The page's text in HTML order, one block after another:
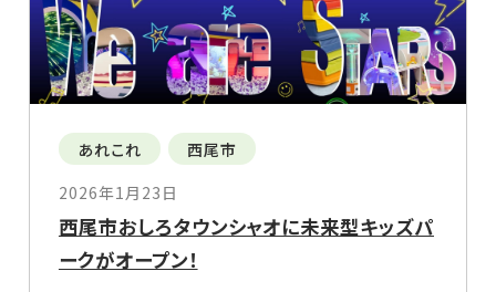
あれこれ
西尾市
2026年1月23日
西尾市おしろタウンシャオに未来型キッズパ
ークがオープン！